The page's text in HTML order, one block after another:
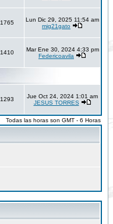
1765
Lun Dic 29, 2025 11:54 am
mig21gato
1410
Mar Ene 30, 2024 4:33 pm
Federicoavila
1293
Jue Oct 24, 2024 1:01 am
JESUS TORRES
Todas las horas son GMT - 6 Horas